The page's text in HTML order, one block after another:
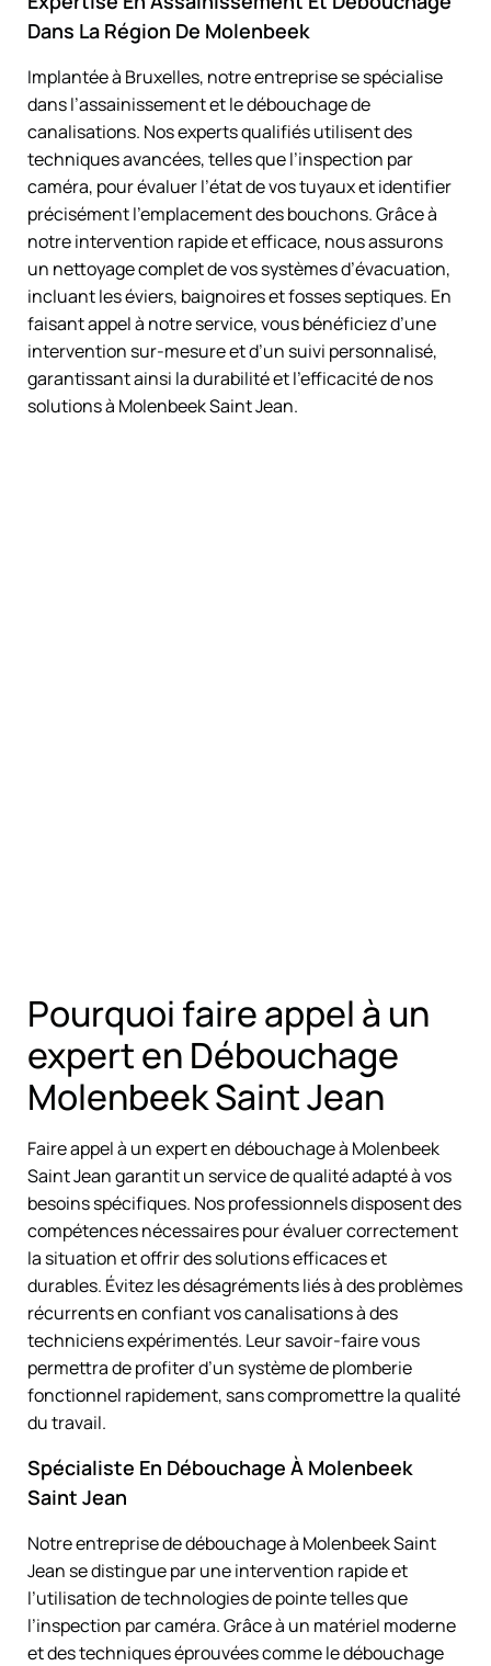
Dans La Région De Molenbeek
Implantée à Bruxelles, notre entreprise se spécialise
dans l’assainissement et le débouchage de
canalisations. Nos experts qualifiés utilisent des
techniques avancées, telles que l’inspection par
caméra, pour évaluer l’état de vos tuyaux et identifier
précisément l’emplacement des bouchons. Grâce à
notre intervention rapide et efficace, nous assurons
un nettoyage complet de vos systèmes d’évacuation,
incluant les éviers, baignoires et fosses septiques. En
faisant appel à notre service, vous bénéficiez d’une
intervention sur-mesure et d’un suivi personnalisé,
garantissant ainsi la durabilité et l’efficacité de nos
solutions à Molenbeek Saint Jean.
Pourquoi faire appel à un
expert en Débouchage
Molenbeek Saint Jean
Faire appel à un expert en débouchage à Molenbeek
Saint Jean garantit un service de qualité adapté à vos
besoins spécifiques. Nos professionnels disposent des
compétences nécessaires pour évaluer correctement
la situation et offrir des solutions efficaces et
durables. Évitez les désagréments liés à des problèmes
récurrents en confiant vos canalisations à des
techniciens expérimentés. Leur savoir-faire vous
permettra de profiter d’un système de plomberie
fonctionnel rapidement, sans compromettre la qualité
du travail.
Spécialiste En Débouchage À Molenbeek
Saint Jean
Notre entreprise de débouchage à Molenbeek Saint
Jean se distingue par une intervention rapide et
l’utilisation de technologies de pointe telles que
l’inspection par caméra. Grâce à un matériel moderne
et des techniques éprouvées comme le débouchage